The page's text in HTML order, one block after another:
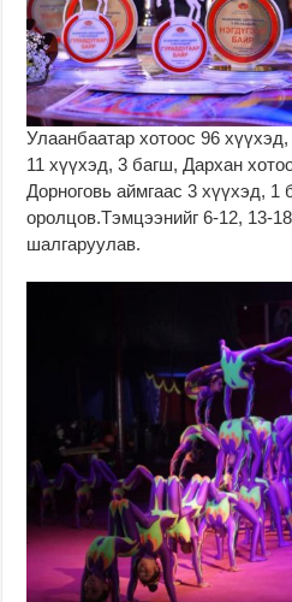
Улаанбаатар хотоос 96
11 хүүхэд, 3 багш, Дархан
Дорноговь аймгаас 3 хүүхэд, 1
оролцов.Тэмцээнийг 6-12, 13-
шалгаруулав.